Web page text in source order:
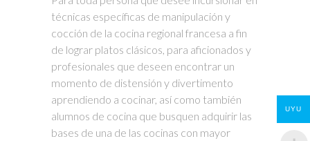
técnicas específicas de manipulación y
cocción de la cocina regional francesa a fin
de lograr platos clásicos, para aficionados y
profesionales que deseen encontrar un
momento de distensión y divertimento
aprendiendo a cocinar, así como también
alumnos de cocina que busquen adquirir las
bases de una de las cocinas con mayor
UYU